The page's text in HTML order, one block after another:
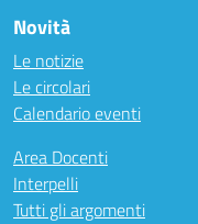
Novità
Le notizie
Le circolari
Calendario eventi
Area Docenti
Interpelli
Tutti gli argomenti